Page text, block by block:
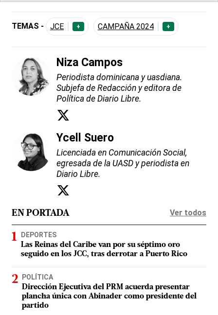
TEMAS - JCE + CAMPAÑA 2024 +
Niza Campos
Periodista dominicana y uasdiana.
Subjefa de Redacción y editora de
Política de Diario Libre.
Ycell Suero
Licenciada en Comunicación Social,
egresada de la UASD y periodista en
Diario Libre.
EN PORTADA Ver todos
DEPORTES
Las Reinas del Caribe van por su séptimo oro
seguido en los JCC, tras derrotar a Puerto Rico
POLÍTICA
Dirección Ejecutiva del PRM acuerda presentar
plancha única con Abinader como presidente del
partido